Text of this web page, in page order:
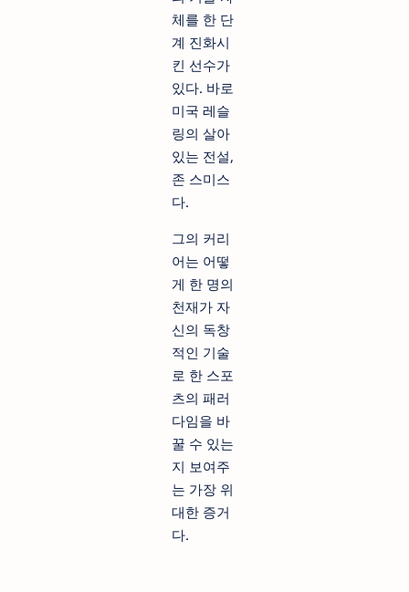
체를 한 단
계 진화시
킨 선수가
있다. 바로
미국 레슬
링의 살아
있는 전설,
존 스미스
다.
그의 커리
어는 어떻
게 한 명의
천재가 자
신의 독창
적인 기술
로 한 스포
츠의 패러
다임을 바
꿀 수 있는
지 보여주
는 가장 위
대한 증거
다.